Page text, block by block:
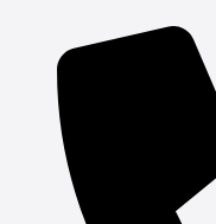
indholdet